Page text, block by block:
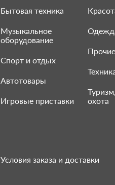
Бытовая техника
Музыкальное
оборудование
Спорт и отдых
Автотовары
Игровые приставки
охота
Условия заказа и доставки